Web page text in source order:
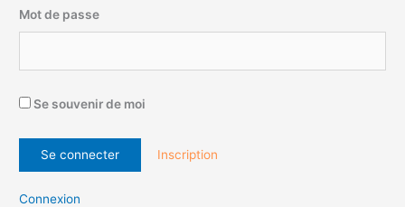
Mot de passe
Se souvenir de moi
Inscription
Connexion